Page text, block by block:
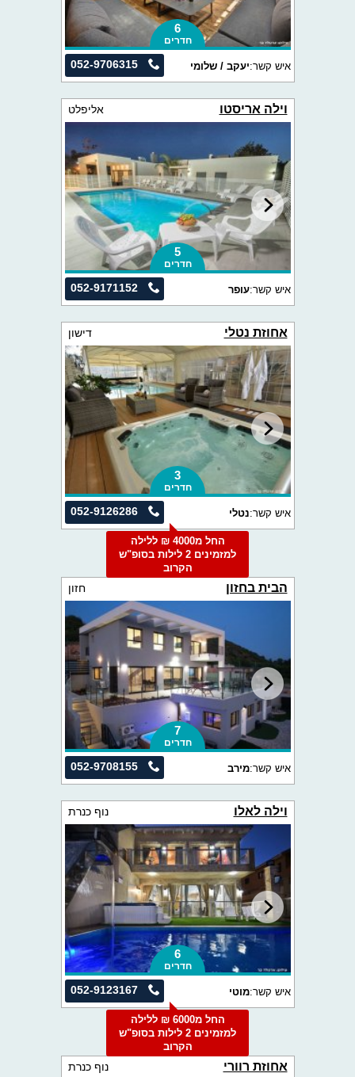
6
חדרים
052-9706315 איש קשר:יעקב / שלומי
וילה אריסטו אליפלט
5
חדרים
052-9171152 איש קשר:עופר
אחוזת נטלי דישון
3
חדרים
052-9126286 איש קשר:נטלי
החל מ4000 ₪ ללילה
למזמינים 2 לילות בסופ"ש
הקרוב
הבית בחזון חזון
7
חדרים
052-9708155 איש קשר:מירב
וילה לאלו נוף כנרת
6
חדרים
052-9123167 איש קשר:מוטי
החל מ6000 ₪ ללילה
למזמינים 2 לילות בסופ"ש
הקרוב
אחוזת רוורי נוף כנרת